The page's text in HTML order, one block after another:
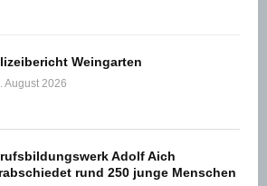
Weingarten
August 2026
Adolf Aich
rund 250 junge Menschen